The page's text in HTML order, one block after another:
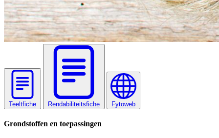
Teeltfiche Rendabiliteitsfiche Fytoweb
Grondstoffen en toepassingen